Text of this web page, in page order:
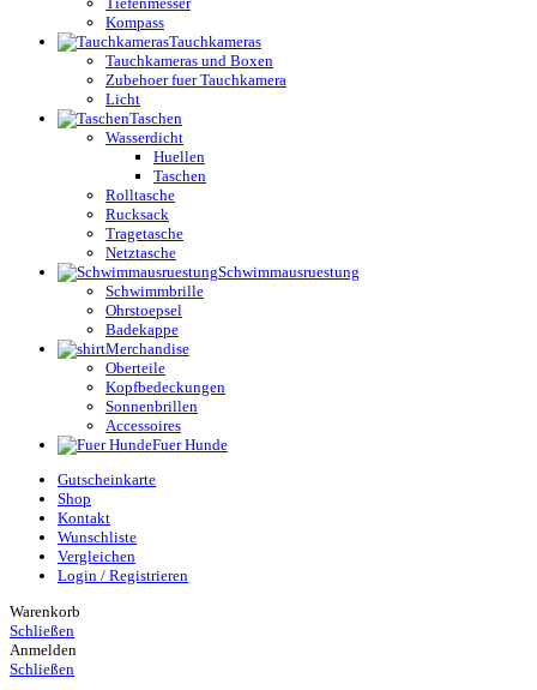
Kompass
Tauchkameras
Tauchkameras und Boxen
Zubehoer fuer Tauchkamera
Licht
Taschen
Wasserdicht
Huellen
Taschen
Rolltasche
Rucksack
Tragetasche
Netztasche
Schwimmausruestung
Schwimmbrille
Ohrstoepsel
Badekappe
Merchandise
Oberteile
Kopfbedeckungen
Sonnenbrillen
Accessoires
Fuer Hunde
Gutscheinkarte
Shop
Kontakt
Wunschliste
Vergleichen
Login / Registrieren
Warenkorb
Schließen
Anmelden
Schließen